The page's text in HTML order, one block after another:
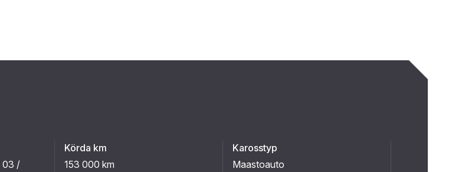
03 /
Körda km
153 000 km
Karosstyp
Maastoauto